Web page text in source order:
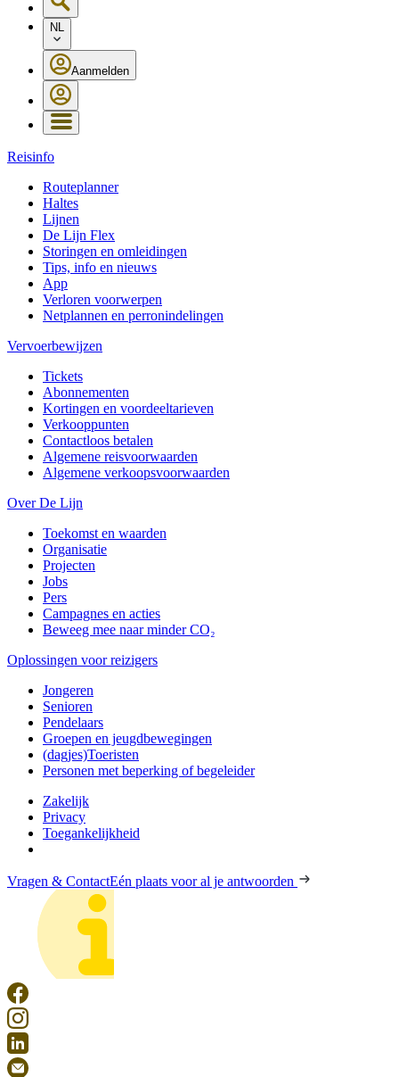
NL
Aanmelden
Reisinfo
Routeplanner
Haltes
Lijnen
De Lijn Flex
Storingen en omleidingen
Tips, info en nieuws
App
Verloren voorwerpen
Netplannen en perronindelingen
Vervoerbewijzen
Tickets
Abonnementen
Kortingen en voordeeltarieven
Verkooppunten
Contactloos betalen
Algemene reisvoorwaarden
Algemene verkoopsvoorwaarden
Over De Lijn
Toekomst en waarden
Organisatie
Projecten
Jobs
Pers
Campagnes en acties
Beweeg mee naar minder CO₂
Oplossingen voor reizigers
Jongeren
Senioren
Pendelaars
Groepen en jeugdbewegingen
(dagjes)Toeristen
Personen met beperking of begeleider
Zakelijk
Privacy
Toegankelijkheid
Vragen & ContactEén plaats voor al je antwoorden